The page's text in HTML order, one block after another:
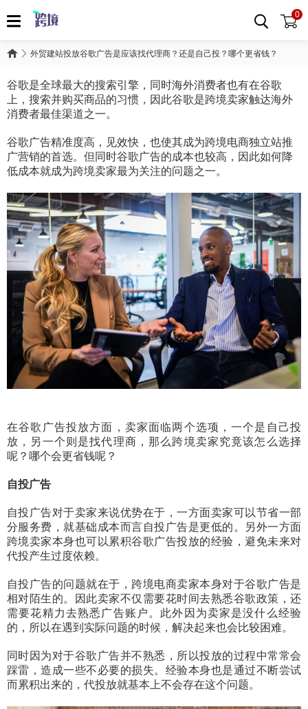
0
外贸建站投放谷歌广告是应该找代理商？还是自己投？哪个更省钱？
谷歌是全球最大的搜索引擎，同时海外消费者也有在谷歌
上，搜索并购买商品的习惯，因此谷歌是跨境卖家触达海外
消费者最佳渠道之一。
谷歌广告精准度高，见效快，也使其成为跨境电商独立站推
广营销的首选。但同时谷歌广告的成本也较高，因此如何降
低成本就成为跨境卖家最为关注的问题之一。
在谷歌广告投放方面，卖家面临两个选项，一个是自己投
放，另一个则是找代理商，那么跨境卖家究竟该怎么选择
呢？哪个会更省钱呢？
自投广告
自投广告对于卖家来说优势在于，一方面卖家可以节省一部
分服务费，就基础成本而言自投广告是更低的。另外一方面
跨境卖家本身也可以累积谷歌广告投放的经验，避免未来对
代投产生过度依赖。
自投广告的问题就在于，跨境电商卖家本身对于谷歌广告是
相对陌生的。因此卖家不仅需要花时间去熟悉谷歌政策，还
需要花精力去熟悉广告账户。此外因为卖家是没什么经验
的，所以在遇到实际问题的时候，解决起来也会比较困难。
同时因为对于谷歌广告并不熟悉，所以投放的过程中常常会
踩雷，造成一些不必要的损失。经验本身也是通过不断尝试
而累积出来的，代投放就基本上不会存在这个问题。